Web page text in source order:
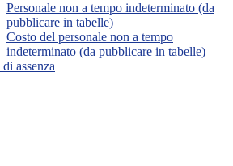
Personale non a tempo indeterminato (da
pubblicare in tabelle)
Costo del personale non a tempo
indeterminato (da pubblicare in tabelle)
di assenza